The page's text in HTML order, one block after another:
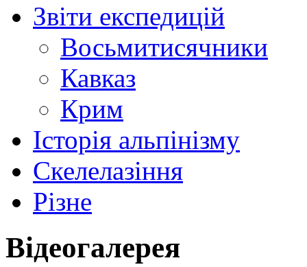
Звіти експедицій
Восьмитисячники
Кавказ
Крим
Історія альпінізму
Скелелазіння
Різне
Відеогалерея